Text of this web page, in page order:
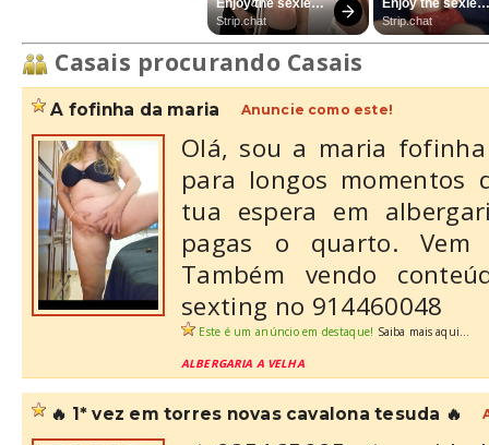
Casais procurando Casais
a fofinha da maria Anuncie como este!
Olá, sou a maria
para longos momentos
tua espera em
pagas o quarto. Vem
Também vendo
sexting no 914460048
Este é um anúncio em destaque! Saiba mais aqui...
ALBERGARIA A VELHA
🔥 1* vez em torres novas cavalona tesuda 🔥